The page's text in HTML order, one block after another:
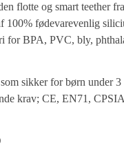
flotte og smart teether
100% fødevarevenlig
for BPA, PVC, bly,
sikker for børn under 3
krav; CE, EN71,